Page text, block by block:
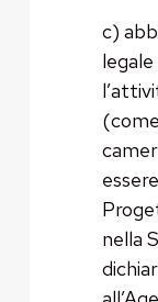
c)
nella